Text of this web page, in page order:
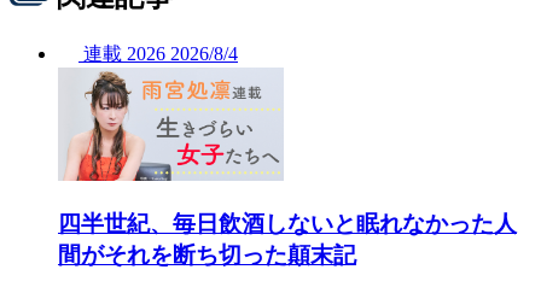
連載 2026 2026/8/4
四半世紀、毎日飲酒しないと眠れなかった人
間がそれを断ち切った顛末記